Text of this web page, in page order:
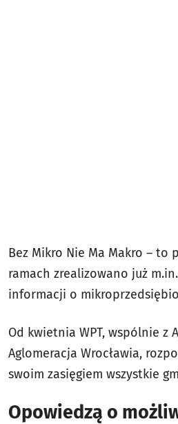
Bez Mikro Nie Ma Makro – to
ramach zrealizowano już
informacji o
Od kwietnia WPT, wspólnie z
Aglomeracja Wrocławia,
swoim zasięgiem wszystkie
Opowiedzą o